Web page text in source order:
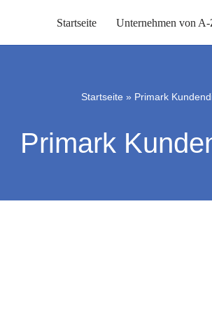
Startseite Unternehmen von A-
Startseite » Primark
Primark